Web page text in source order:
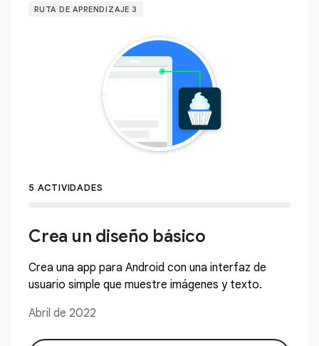
RUTA DE APRENDIZAJE 3
5 ACTIVIDADES
Crea un diseño básico
Crea una app para Android con una interfaz de
usuario simple que muestre imágenes y texto.
Abril de 2022